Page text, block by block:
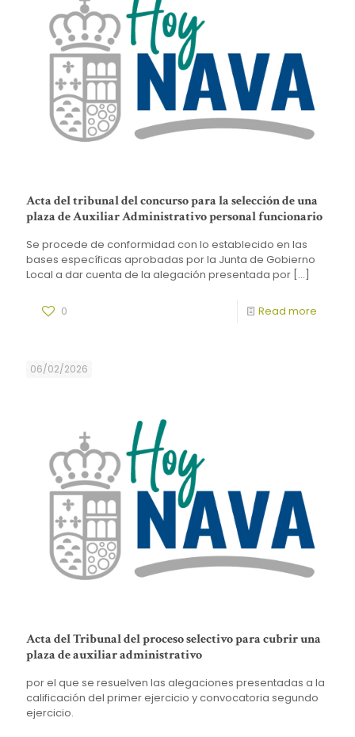
Acta del tribunal del concurso para la selección de una
plaza de Auxiliar Administrativo personal funcionario
Se procede de conformidad con lo establecido en las
bases específicas aprobadas por la Junta de Gobierno
Local a dar cuenta de la alegación presentada por […]
0 Read more
06/02/2026
Acta del Tribunal del proceso selectivo para cubrir una
plaza de auxiliar administrativo
por el que se resuelven las alegaciones presentadas a la
calificación del primer ejercicio y convocatoria segundo
ejercicio.